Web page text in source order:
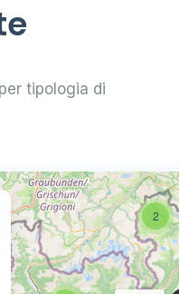
tipologia di
2